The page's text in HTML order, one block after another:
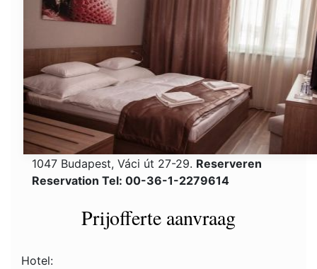
1047 Budapest, Váci út 27-29. Reserveren
Reservation Tel: 00-36-1-2279614
Prijofferte aanvraag
Hotel: